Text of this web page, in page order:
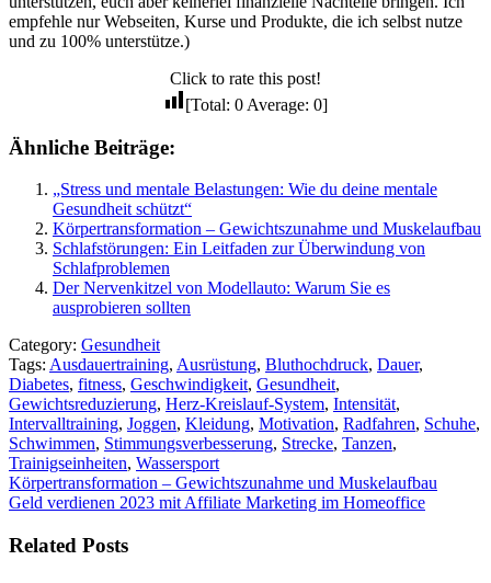
empfehle nur Webseiten, Kurse und Produkte, die ich selbst nutze
und zu 100% unterstütze.)
Click to rate this post!
[Total: 0 Average: 0]
Ähnliche Beiträge:
„Stress und mentale Belastungen: Wie du deine mentale
Gesundheit schützt“
Körpertransformation – Gewichtszunahme und Muskelaufbau
Schlafstörungen: Ein Leitfaden zur Überwindung von
Schlafproblemen
Der Nervenkitzel von Modellauto: Warum Sie es
ausprobieren sollten
Category: Gesundheit
Tags: Ausdauertraining, Ausrüstung, Bluthochdruck, Dauer,
Diabetes, fitness, Geschwindigkeit, Gesundheit,
Gewichtsreduzierung, Herz-Kreislauf-System, Intensität,
Intervalltraining, Joggen, Kleidung, Motivation, Radfahren, Schuhe,
Schwimmen, Stimmungsverbesserung, Strecke, Tanzen,
Trainigseinheiten, Wassersport
Beitragsnavigation
Körpertransformation – Gewichtszunahme und Muskelaufbau
Geld verdienen 2023 mit Affiliate Marketing im Homeoffice
Related Posts